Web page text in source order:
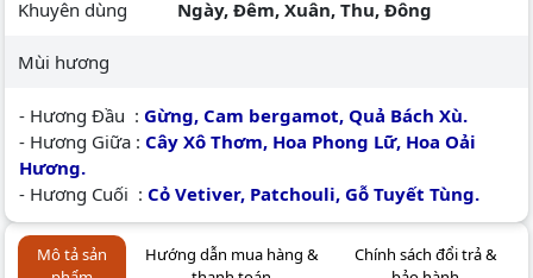
Mô tả sản
Hướng dẫn mua hàng &
Chính sách đổi trả &
Khuyên dùng Ngày, Đêm, Xuân, Thu, Đông
Mùi hương
- Hương Đầu : Gừng, Cam bergamot, Quả Bách Xù.
- Hương Giữa : Cây Xô Thơm, Hoa Phong Lữ, Hoa Oải
Hương.
- Hương Cuối : Cỏ Vetiver, Patchouli, Gỗ Tuyết Tùng.